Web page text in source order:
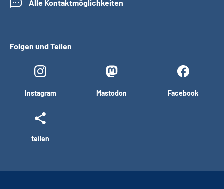
Alle Kontaktmöglichkeiten
Folgen und Teilen
Instagram Mastodon Facebook
teilen